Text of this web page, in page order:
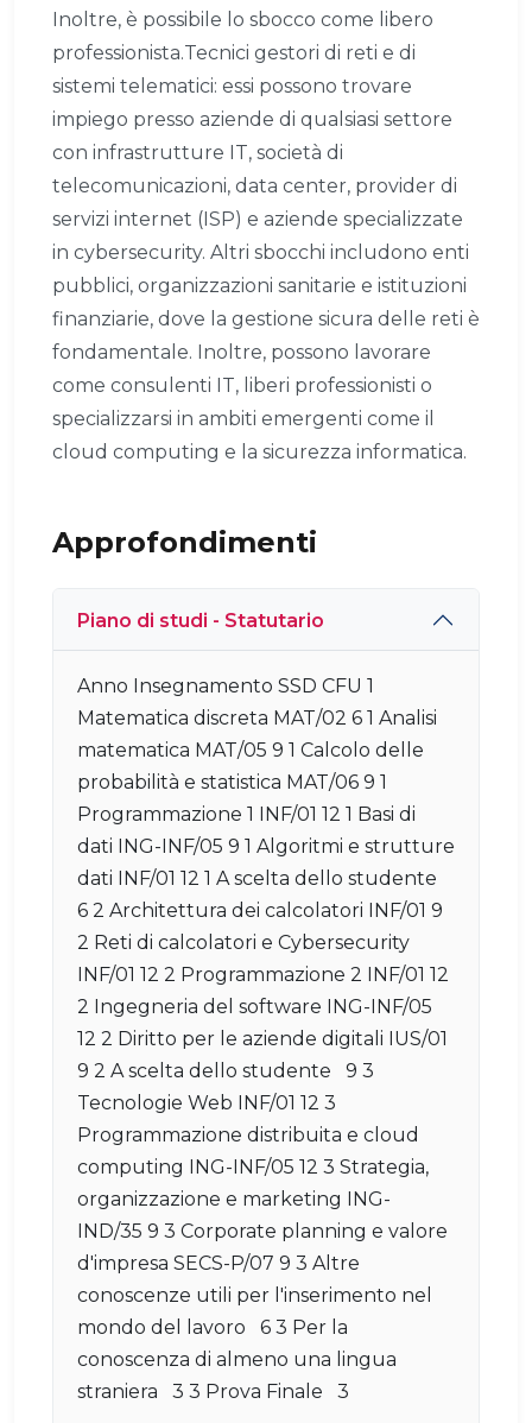
Inoltre, è possibile lo sbocco come libero
professionista.Tecnici gestori di reti e di
sistemi telematici: essi possono trovare
impiego presso aziende di qualsiasi settore
con infrastrutture IT, società di
telecomunicazioni, data center, provider di
servizi internet (ISP) e aziende specializzate
in cybersecurity. Altri sbocchi includono enti
pubblici, organizzazioni sanitarie e istituzioni
finanziarie, dove la gestione sicura delle reti è
fondamentale. Inoltre, possono lavorare
come consulenti IT, liberi professionisti o
specializzarsi in ambiti emergenti come il
cloud computing e la sicurezza informatica.
Approfondimenti
Piano di studi - Statutario
Anno Insegnamento SSD CFU 1
Matematica discreta MAT/02 6 1 Analisi
matematica MAT/05 9 1 Calcolo delle
probabilità e statistica MAT/06 9 1
Programmazione 1 INF/01 12 1 Basi di
dati ING-INF/05 9 1 Algoritmi e strutture
dati INF/01 12 1 A scelta dello studente
6 2 Architettura dei calcolatori INF/01 9
2 Reti di calcolatori e Cybersecurity
INF/01 12 2 Programmazione 2 INF/01 12
2 Ingegneria del software ING-INF/05
12 2 Diritto per le aziende digitali IUS/01
9 2 A scelta dello studente 9 3
Tecnologie Web INF/01 12 3
Programmazione distribuita e cloud
computing ING-INF/05 12 3 Strategia,
organizzazione e marketing ING-
IND/35 9 3 Corporate planning e valore
d'impresa SECS-P/07 9 3 Altre
conoscenze utili per l'inserimento nel
mondo del lavoro 6 3 Per la
conoscenza di almeno una lingua
straniera 3 3 Prova Finale 3